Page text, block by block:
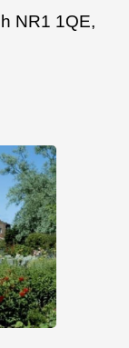
NR1 1QE,